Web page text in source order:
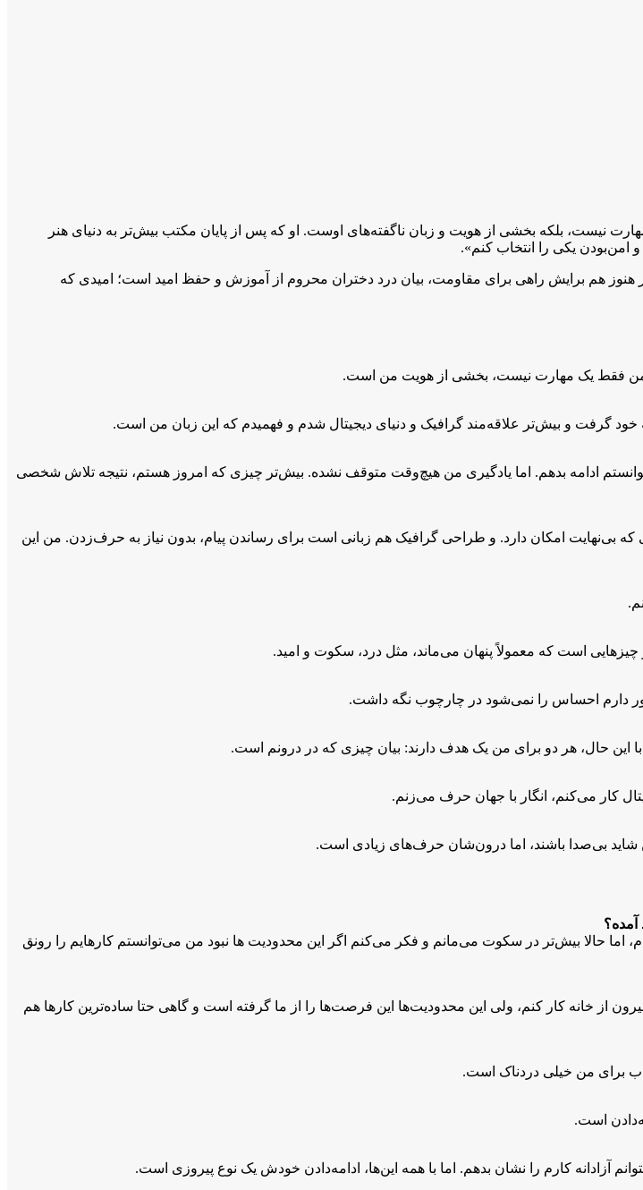
نیست، بلکه بخشی از هویت و زبان ناگفته‌های اوست. او که پس از پایان مکتب بیش‌تر به دنیای هنر
یکی را انتخاب کنم».
هنوز هم برایش راهی برای مقاومت، بیان درد دختران محروم از آموزش و حفظ امید است؛ امیدی که
من فقط یک مهارت نیست، بخشی از هویت من است.
گرفت و بیش‌تر علاقه‌مند گرافیک و دنیای دیجیتال شدم و فهمیدم که این زبان من است.
ادامه بدهم. اما یادگیری من هیچ‌وقت متوقف نشده. بیش‌تر چیزی که امروز هستم، نتیجه تلاش شخصی
بی‌نهایت امکان دارد. و طراحی گرافیک هم زبانی است برای رساندن پیام، بدون نیاز به حرف‌زدن. من این
است که معمولاً پنهان می‌ماند، مثل درد، سکوت و امید.
دارم احساس را نمی‌شود در چارچوب نگه داشت.
این حال، هر دو برای من یک هدف دارند: بیان چیزی که در درونم است.
کار می‌کنم، انگار با جهان حرف می‌زنم.
شاید بی‌صدا باشند، اما درون‌شان حرف‌های زیادی است.
آمده؟
اما حالا بیش‌تر در سکوت می‌مانم و فکر می‌کنم اگر این محدودیت ها نبود من می‌توانستم کارهایم را رونق
از خانه کار کنم، ولی این محدودیت‌ها این فرصت‌ها را از ما گرفته است و گاهی حتا ساده‌ترین کارها هم
برای من خیلی دردناک است.
است.
آزادانه کارم را نشان بدهم. اما با همه این‌ها، ادامه‌دادن خودش یک نوع پیروزی است.